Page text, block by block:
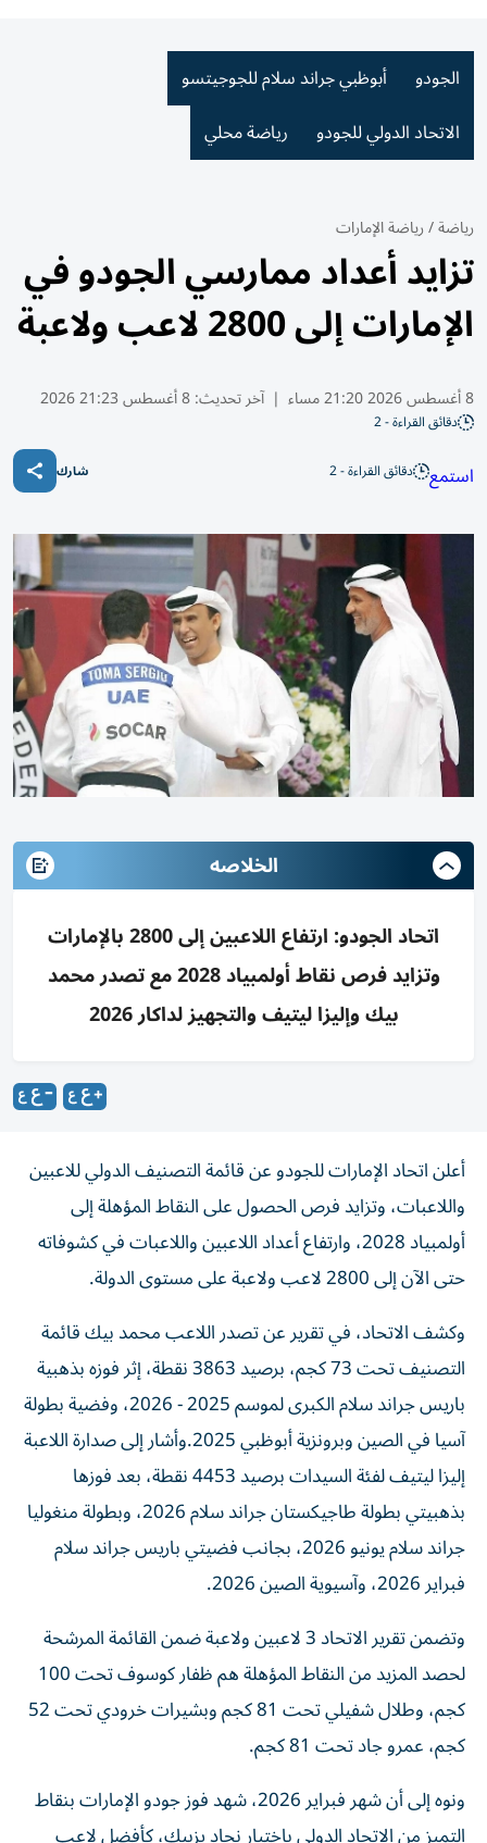
الجودو
أبوظبي جراند سلام للجوجيتسو
الاتحاد الدولي للجودو
رياضة محلي
رياضة/رياضة الإمارات
تزايد أعداد ممارسي الجودو في
الإمارات إلى 2800 لاعب ولاعبة
8 أغسطس 2026 21:20 مساء | آخر تحديث:8 أغسطس 21:23 2026
دقائق القراءة - 2
استمع دقائق القراءة - 2 شارك
الخلاصه
اتحاد الجودو: ارتفاع اللاعبين إلى 2800 بالإمارات
وتزايد فرص نقاط أولمبياد 2028 مع تصدر محمد
بيك وإليزا ليتيف والتجهيز لداكار 2026
أعلن اتحاد الإمارات للجودو عن قائمة التصنيف الدولي للاعبين
واللاعبات، وتزايد فرص الحصول على النقاط المؤهلة إلى
أولمبياد 2028، وارتفاع أعداد اللاعبين واللاعبات في كشوفاته
حتى الآن إلى 2800 لاعب ولاعبة على مستوى الدولة.
وكشف الاتحاد، في تقرير عن تصدر اللاعب محمد بيك قائمة
التصنيف تحت 73 كجم، برصيد 3863 نقطة، إثر فوزه بذهبية
باريس جراند سلام الكبرى لموسم 2025 - 2026، وفضية بطولة
آسيا في الصين وبرونزية أبوظبي 2025.وأشار إلى صدارة اللاعبة
إليزا ليتيف لفئة السيدات برصيد 4453 نقطة، بعد فوزها
بذهبيتي بطولة طاجيكستان جراند سلام 2026، وبطولة منغوليا
جراند سلام يونيو 2026، بجانب فضيتي باريس جراند سلام
فبراير 2026، وآسيوية الصين 2026.
وتضمن تقرير الاتحاد 3 لاعبين ولاعبة ضمن القائمة المرشحة
لحصد المزيد من النقاط المؤهلة هم ظفار كوسوف تحت 100
كجم، وطلال شفيلي تحت 81 كجم وبشيرات خرودي تحت 52
كجم، عمرو جاد تحت 81 كجم.
ونوه إلى أن شهر فبراير 2026، شهد فوز جودو الإمارات بنقاط